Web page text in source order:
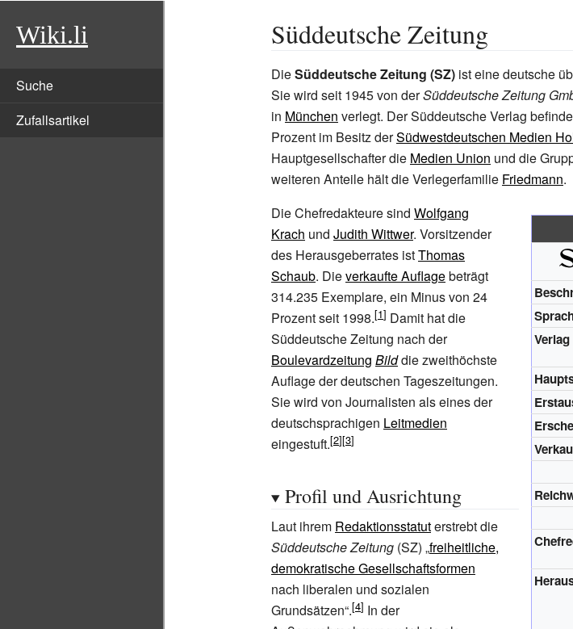
Wiki.li
Suche
Zufallsartikel
Süddeutsche Zeitung
DieSüddeutsche Zeitung (SZ) ist eine deutsche
Sie wird seit 1945 von derSüddeutsche Zeitung
in München verlegt. Der Süddeutsche Verlag
Prozent im Besitz derSüdwestdeutschen Medien
Hauptgesellschafter die Medien Union und die
weiteren Anteile hält die Verlegerfamilie Friedmann.
Verlag
Die Chefredakteure sind Wolfgang
Krach und Judith Wittwer. Vorsitzender
des Herausgeberrates istThomas
Schaub. Dieverkaufte Auflagebeträgt
314.235 Exemplare, ein Minus von 24
Prozent seit 1998.
Damit hat die
Süddeutsche Zeitung nach der
Boulevardzeitung Bilddie zweithöchste
Auflage der deutschen Tageszeitungen.
Sie wird von Journalisten als eines der
deutschsprachigen Leitmedien
eingestuft.
Profil und Ausrichtung
Laut ihrem Redaktionsstatuterstrebt die
Süddeutsche Zeitung (SZ) „freiheitliche,
demokratische Gesellschaftsformen
nach liberalen und sozialen
Grundsätzen“.
In der